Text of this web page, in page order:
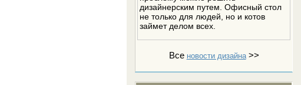
дизайнерским путем. Офисный стол
не только для людей, но и котов
займет делом всех.
Все новости дизайна>>